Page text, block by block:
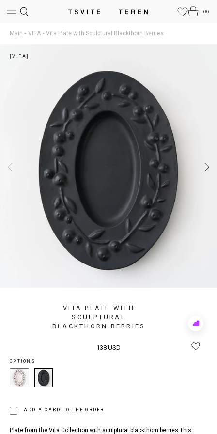
( 0)
Main VITA Vita Plate with Sculptural Blackthorn Berries
[VITA]
VITA PLATE WITH
SCULPTURAL
BLACKTHORN BERRIES
Add
Rewish
138 USD
Plate from the Vita Collection with sculptural blackthorn berries.This
OPTIONS
ADD A CARD TO THE ORDER